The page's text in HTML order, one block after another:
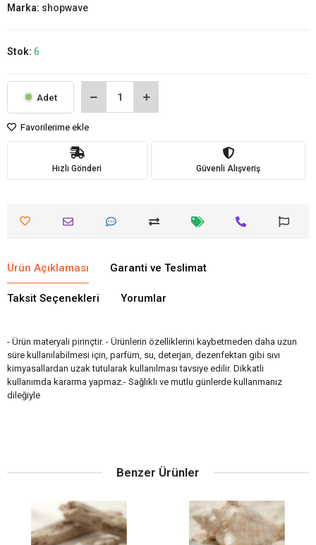
Marka: shopwave
Stok: 6
Adet
Favorilerime ekle
Hızlı Gönderi Güvenli Alışveriş
Ürün Açıklaması Garanti ve Teslimat
Taksit Seçenekleri Yorumlar
- Ürün materyali pirinçtir. - Ürünlerin özelliklerini kaybetmeden daha uzun
süre kullanılabilmesi için, parfüm, su, deterjan, dezenfektan gibi sıvı
kimyasallardan uzak tutularak kullanılması tavsiye edilir. Dikkatli
kullanımda kararma yapmaz.- Sağlıklı ve mutlu günlerde kullanmanız
dileğiyle
Benzer Ürünler